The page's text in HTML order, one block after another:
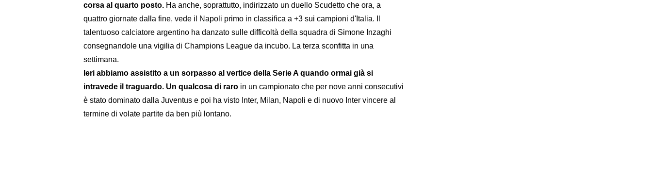
corsa al quarto posto. Ha anche, soprattutto, indirizzato un duello Scudetto che ora, a
quattro giornate dalla fine, vede il Napoli primo in classifica a +3 sui campioni d'Italia. Il
talentuoso calciatore argentino ha danzato sulle difficoltà della squadra di Simone Inzaghi
consegnandole una vigilia di Champions League da incubo. La terza sconfitta in una
settimana.
Ieri abbiamo assistito a un sorpasso al vertice della Serie A quando ormai già si
intravede il traguardo. Un qualcosa di raro in un campionato che per nove anni consecutivi
è stato dominato dalla Juventus e poi ha visto Inter, Milan, Napoli e di nuovo Inter vincere al
termine di volate partite da ben più lontano.